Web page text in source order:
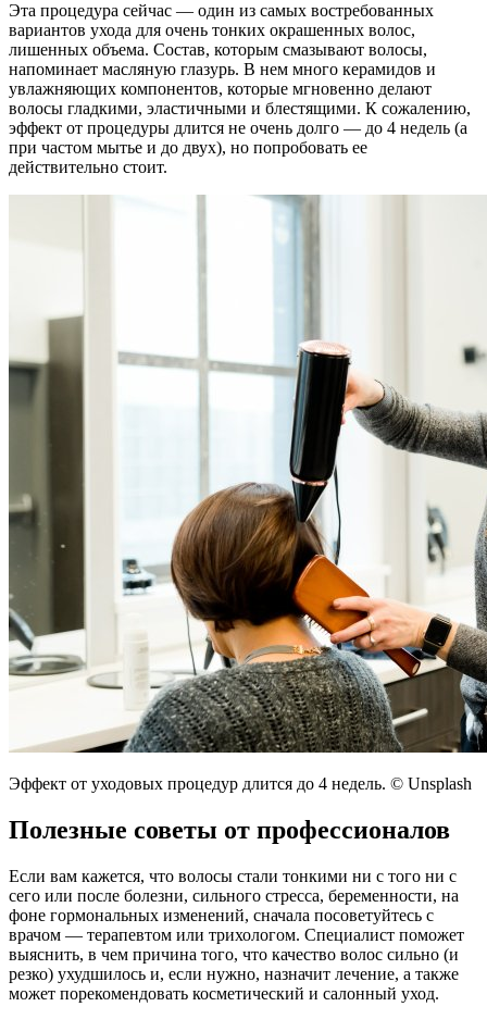
Эта процедура сейчас — один из самых востребованных
вариантов ухода для очень тонких окрашенных волос,
лишенных объема. Состав, которым смазывают волосы,
напоминает масляную глазурь. В нем много керамидов и
увлажняющих компонентов, которые мгновенно делают
волосы гладкими, эластичными и блестящими. К сожалению,
эффект от процедуры длится не очень долго — до 4 недель (а
при частом мытье и до двух), но попробовать ее
действительно стоит.
Эффект от уходовых процедур длится до 4 недель. © Unsplash
Полезные советы от профессионалов
Если вам кажется, что волосы стали тонкими ни с того ни с
сего или после болезни, сильного стресса, беременности, на
фоне гормональных изменений, сначала посоветуйтесь с
врачом — терапевтом или трихологом. Специалист поможет
выяснить, в чем причина того, что качество волос сильно (и
резко) ухудшилось и, если нужно, назначит лечение, а также
может порекомендовать косметический и салонный уход.